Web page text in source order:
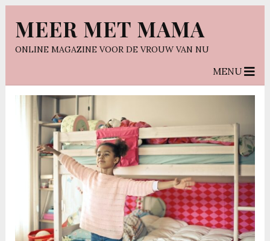
MEER MET MAMA
ONLINE MAGAZINE VOOR DE VROUW VAN NU
MENU